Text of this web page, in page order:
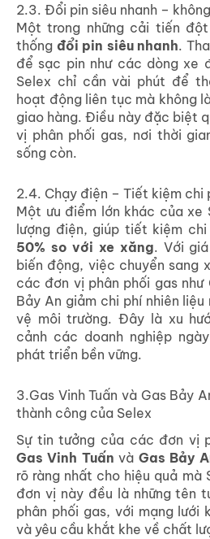
2.3. Đổi pin siêu nhanh –
Một trong những cải tiến
thống đổi pin siêu nhanh.
để sạc pin như các dòng xe
Selex chỉ cần vài phút để
hoạt động liên tục mà không
giao hàng. Điều này đặc biệt
vị phân phối gas, nơi thời
sống còn.
2.4. Chạy điện – Tiết kiệm chi
Một ưu điểm lớn khác của xe
lượng điện, giúp tiết kiệm
50% so với xe xăng. Với
biến động, việc chuyển sang
các đơn vị phân phối gas như
Bảy An giảm chi phí nhiên
vệ môi trường. Đây là xu
cảnh các doanh nghiệp
phát triển bền vững.
3.Gas Vinh Tuấn và Gas Bảy
thành công của Selex
Sự tin tưởng của các đơn vị
Gas Vinh Tuấn và Gas Bảy
rõ ràng nhất cho hiệu quả mà
đơn vị này đều là những tên
phân phối gas, với mạng lưới
và yêu cầu khắt khe về chất